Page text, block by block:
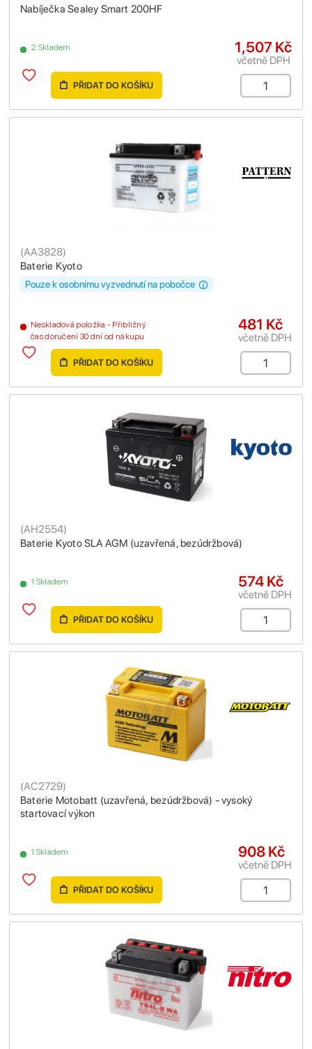
Nabíječka Sealey Smart 200HF
2 Skladem 1,507 Kč
včetně DPH
PŘIDAT DO KOŠÍKU
Baterie Kyoto
(AA3828)
Neskladová položka - Přibližný
čas doručení 30 dní od nákupu
Pouze k osobnímu vyzvednutí na pobočce
481 Kč
včetně DPH
PŘIDAT DO KOŠÍKU
Baterie Kyoto SLA AGM (uzavřená, bezúdržbová)
(AH2554)
1 Skladem 574 Kč
včetně DPH
PŘIDAT DO KOŠÍKU
Baterie Motobatt (uzavřená, bezúdržbová) - vysoký
startovací výkon
(AC2729)
1 Skladem 908 Kč
včetně DPH
PŘIDAT DO KOŠÍKU